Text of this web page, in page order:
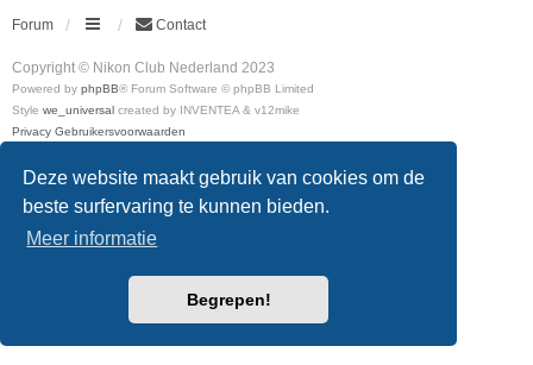
Deze website maakt gebruik van cookies om de
beste surfervaring te kunnen bieden.
Meer informatie
Begrepen!
Forum Contact
Copyright © Nikon Club Nederland 2023
Powered by phpBB® Forum Software © phpBB Limited
Style we_universal created by INVENTEA & v12mike
Privacy Gebruikersvoorwaarden